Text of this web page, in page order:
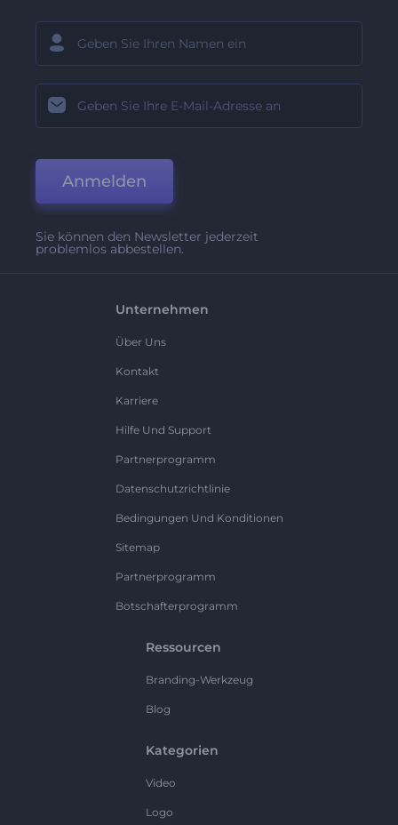
Anmelden
Sie können den Newsletter jederzeit
problemlos abbestellen.
Unternehmen
Über Uns
Kontakt
Karriere
Hilfe Und Support
Partnerprogramm
Datenschutzrichtlinie
Bedingungen Und Konditionen
Sitemap
Partnerprogramm
Botschafterprogramm
Ressourcen
Branding-Werkzeug
Blog
Kategorien
Video
Logo